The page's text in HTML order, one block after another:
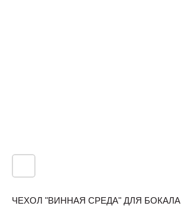
ЧЕХОЛ "ВИННАЯ СРЕДА" ДЛЯ БОКАЛА